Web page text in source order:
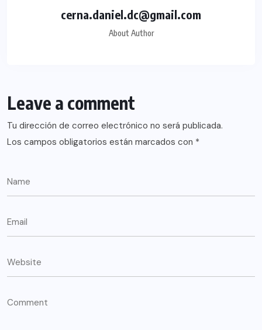
cerna.daniel.dc@gmail.com
About Author
Leave a comment
Tu dirección de correo electrónico no será publicada.
Los campos obligatorios están marcados con *